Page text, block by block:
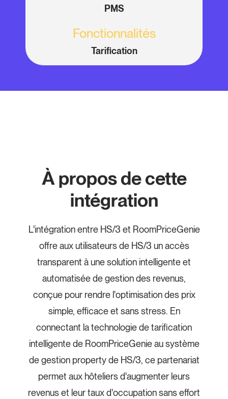
PMS
Fonctionnalités
Tarification
À propos de cette
intégration
L'intégration entre HS/3 et RoomPriceGenie
offre aux utilisateurs de HS/3 un accès
transparent à une solution intelligente et
automatisée de gestion des revenus,
conçue pour rendre l'optimisation des prix
simple, efficace et sans stress. En
connectant la technologie de tarification
intelligente de RoomPriceGenie au système
de gestion property de HS/3, ce partenariat
permet aux hôteliers d'augmenter leurs
revenus et leur taux d'occupation sans effort